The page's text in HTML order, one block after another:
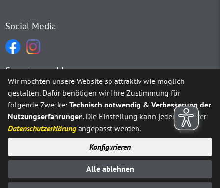
Social Media
Sprachauswahl
Möchten Sie vonGoogle Translate bereitgestellte externe
Ja Immer
Impressum Datenschutz
Erklärung zur Barrierefreiheit Kontakt
Wir möchten unsere Website so attraktiv wie möglich
gestalten. Dafür benötigen wir Ihre Zustimmung für
folgende Zwecke:Technisch notwendig & Verbesserung der
Nutzungserfahrungen. Die Einstellung kann jederzeit unter
Datenschutzerklärung angepasst werden.
Konfigurieren
Alle ablehnen